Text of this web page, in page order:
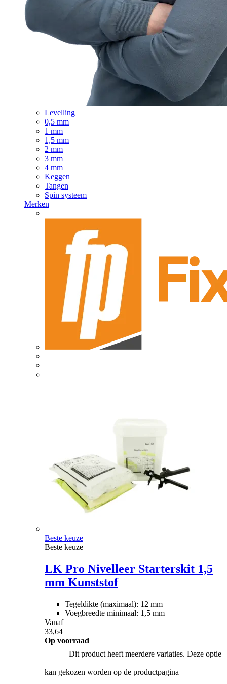
Levelling
0,5 mm
1 mm
1,5 mm
2 mm
3 mm
4 mm
Keggen
Tangen
Spin systeem
Merken
Beste keuze
Beste keuze
LK Pro Nivelleer Starterskit 1,5
mm Kunststof
Tegeldikte (maximaal): 12 mm
Voegbreedte minimaal: 1,5 mm
Vanaf
33,64
Op voorraad
Dit product heeft meerdere variaties. Deze optie
kan gekozen worden op de productpagina